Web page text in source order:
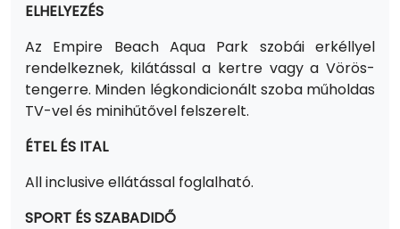
ELHELYEZÉS
Az Empire Beach Aqua Park szobái erkéllyel
rendelkeznek, kilátással a kertre vagy a Vörös-
tengerre. Minden légkondicionált szoba műholdas
TV-vel és minihűtővel felszerelt.
ÉTEL ÉS ITAL
All inclusive ellátással foglalható.
SPORT ÉS SZABADIDŐ